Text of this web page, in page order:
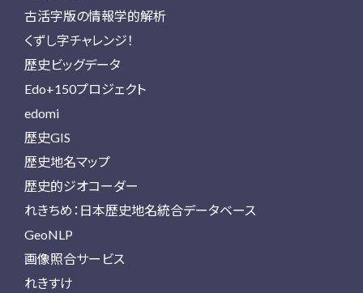
古活字版の情報学的解析
くずし字チャレンジ！
歴史ビッグデータ
Edo+150プロジェクト
edomi
歴史GIS
歴史地名マップ
歴史的ジオコーダー
れきちめ：日本歴史地名統合データベース
GeoNLP
画像照合サービス
れきすけ